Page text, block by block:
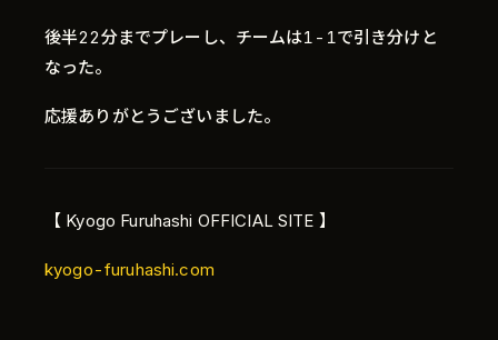
後半22分までプレーし、チームは1-1で引き分けと
なった。
応援ありがとうございました。
【 Kyogo Furuhashi OFFICIAL SITE 】
kyogo-furuhashi.com